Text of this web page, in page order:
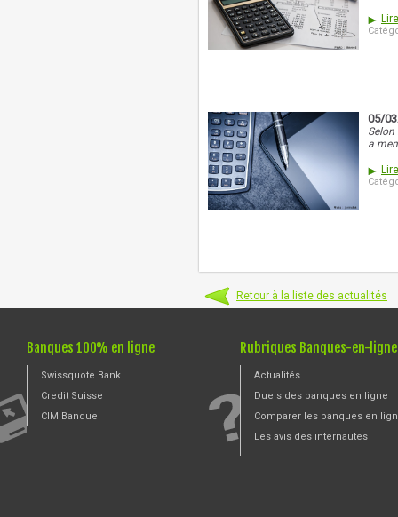
05/
Selon
a
Retour à la liste des actualités
Banques 100% en ligne
Swissquote Bank
Credit Suisse
CIM Banque
Rubriques Banques-en-
Actualités
Duels des banques en ligne
Comparer les banques en
Les avis des internautes